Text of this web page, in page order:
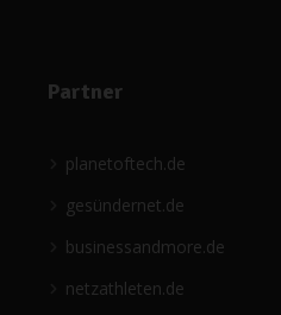
Partner
planetoftech.de
gesündernet.de
businessandmore.de
netzathleten.de